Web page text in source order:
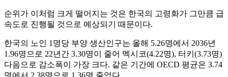
순위가 이처럼 크게 떨어지는 것은 한국의 고령화가 그만큼 급
속도로 진행될 것으로 예상되기 때문이다.
한국의 노인 1명당 부양 생산인구는 올해 5.26명에서 2036년
1.96명으로 22년간 3.30명이 줄어 멕시코(4.22명), 터키(3.73명)
다음으로 감소폭이 가장 크다. 같은 기간에 OECD 평균은 3.74